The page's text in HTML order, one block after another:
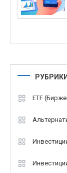
РУБРИКИ
ETF